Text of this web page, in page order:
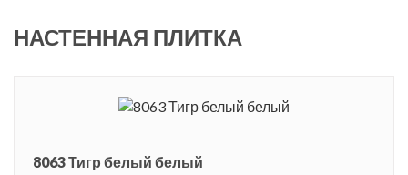
НАСТЕННАЯ ПЛИТКА
8063 Тигр белый белый